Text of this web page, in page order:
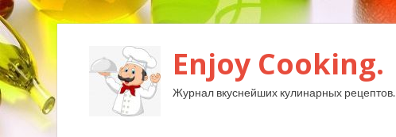
Enjoy Cooking.
Журнал вкуснейших кулинарных рецептов.